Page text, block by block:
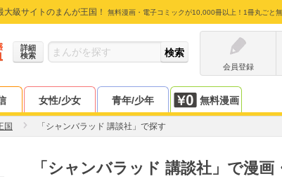
級サイトのまんが王国！ 無料漫画・電子コミックが10,000冊以上！1冊丸ごと
詳細
検索
会員登録
女性/少女 青年/少年 無料漫画
国 「シャンバラッド 講談社」で探す
「シャンバラッド 講談社」で漫